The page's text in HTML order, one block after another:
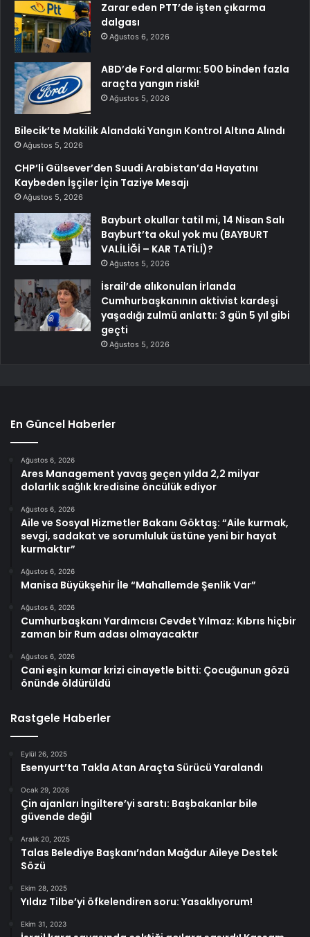
Zarar eden PTT’de işten çıkarma
dalgası
Ağustos 6, 2026
ABD’de Ford alarmı: 500 binden fazla
araçta yangın riski!
Ağustos 5, 2026
Bilecik’te Makilik Alandaki Yangın Kontrol Altına Alındı
Ağustos 5, 2026
CHP’li Gülsever’den Suudi Arabistan’da Hayatını
Kaybeden İşçiler İçin Taziye Mesajı
Ağustos 5, 2026
Bayburt okullar tatil mi, 14 Nisan Salı
Bayburt’ta okul yok mu (BAYBURT
VALİLİĞİ – KAR TATİLİ)?
Ağustos 5, 2026
İsrail’de alıkonulan İrlanda
Cumhurbaşkanının aktivist kardeşi
yaşadığı zulmü anlattı: 3 gün 5 yıl gibi
geçti
Ağustos 5, 2026
En Güncel Haberler
Ağustos 6, 2026
Ares Management yavaş geçen yılda 2,2 milyar
dolarlık sağlık kredisine öncülük ediyor
Ağustos 6, 2026
Aile ve Sosyal Hizmetler Bakanı Göktaş: “Aile kurmak,
sevgi, sadakat ve sorumluluk üstüne yeni bir hayat
kurmaktır”
Ağustos 6, 2026
Manisa Büyükşehir İle “Mahallemde Şenlik Var”
Ağustos 6, 2026
Cumhurbaşkanı Yardımcısı Cevdet Yılmaz: Kıbrıs hiçbir
zaman bir Rum adası olmayacaktır
Ağustos 6, 2026
Cani eşin kumar krizi cinayetle bitti: Çocuğunun gözü
önünde öldürüldü
Rastgele Haberler
Eylül 26, 2025
Esenyurt’ta Takla Atan Araçta Sürücü Yaralandı
Ocak 29, 2026
Çin ajanları İngiltere’yi sarstı: Başbakanlar bile
güvende değil
Aralık 20, 2025
Talas Belediye Başkanı’ndan Mağdur Aileye Destek
Sözü
Ekim 28, 2025
Yıldız Tilbe’yi öfkelendiren soru: Yasaklıyorum!
Ekim 31, 2023